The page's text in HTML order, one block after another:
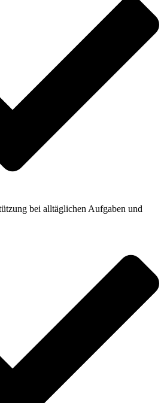
bei alltäglichen Aufgaben und